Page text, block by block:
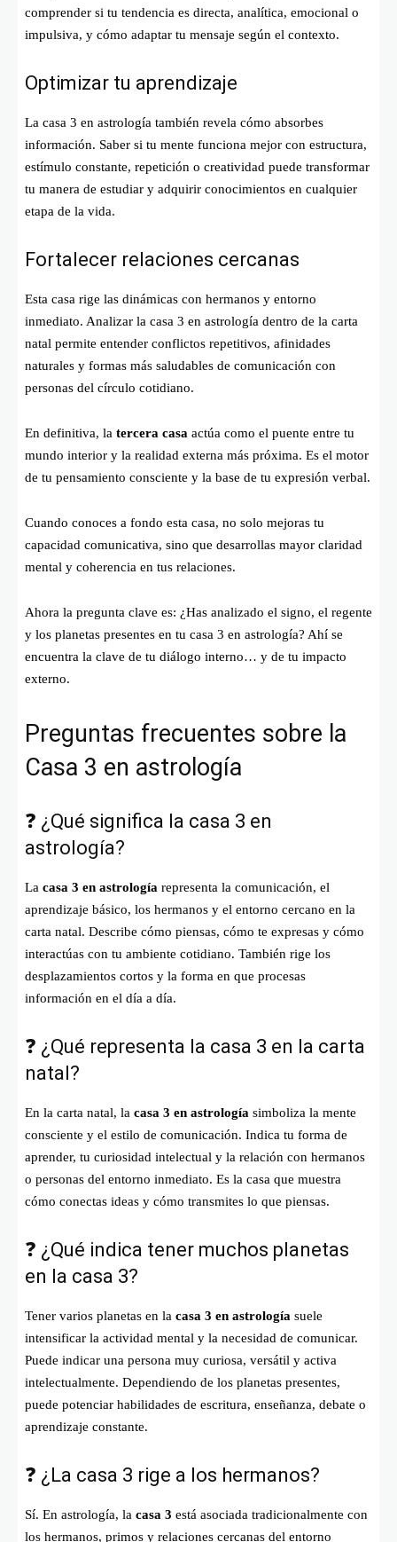
comprender si tu tendencia es directa, analítica, emocional o
impulsiva, y cómo adaptar tu mensaje según el contexto.
Optimizar tu aprendizaje
La casa 3 en astrología también revela cómo absorbes
información. Saber si tu mente funciona mejor con estructura,
estímulo constante, repetición o creatividad puede transformar
tu manera de estudiar y adquirir conocimientos en cualquier
etapa de la vida.
Fortalecer relaciones cercanas
Esta casa rige las dinámicas con hermanos y entorno
inmediato. Analizar la casa 3 en astrología dentro de la carta
natal permite entender conflictos repetitivos, afinidades
naturales y formas más saludables de comunicación con
personas del círculo cotidiano.
En definitiva, la tercera casa actúa como el puente entre tu
mundo interior y la realidad externa más próxima. Es el motor
de tu pensamiento consciente y la base de tu expresión verbal.
Cuando conoces a fondo esta casa, no solo mejoras tu
capacidad comunicativa, sino que desarrollas mayor claridad
mental y coherencia en tus relaciones.
Ahora la pregunta clave es: ¿Has analizado el signo, el regente
y los planetas presentes en tu casa 3 en astrología? Ahí se
encuentra la clave de tu diálogo interno… y de tu impacto
externo.
Preguntas frecuentes sobre la
Casa 3 en astrología
❓ ¿Qué significa la casa 3 en
astrología?
La casa 3 en astrología representa la comunicación, el
aprendizaje básico, los hermanos y el entorno cercano en la
carta natal. Describe cómo piensas, cómo te expresas y cómo
interactúas con tu ambiente cotidiano. También rige los
desplazamientos cortos y la forma en que procesas
información en el día a día.
❓ ¿Qué representa la casa 3 en la carta
natal?
En la carta natal, la casa 3 en astrología simboliza la mente
consciente y el estilo de comunicación. Indica tu forma de
aprender, tu curiosidad intelectual y la relación con hermanos
o personas del entorno inmediato. Es la casa que muestra
cómo conectas ideas y cómo transmites lo que piensas.
❓ ¿Qué indica tener muchos planetas
en la casa 3?
Tener varios planetas en la casa 3 en astrología suele
intensificar la actividad mental y la necesidad de comunicar.
Puede indicar una persona muy curiosa, versátil y activa
intelectualmente. Dependiendo de los planetas presentes,
puede potenciar habilidades de escritura, enseñanza, debate o
aprendizaje constante.
❓ ¿La casa 3 rige a los hermanos?
Sí. En astrología, la casa 3 está asociada tradicionalmente con
los hermanos, primos y relaciones cercanas del entorno